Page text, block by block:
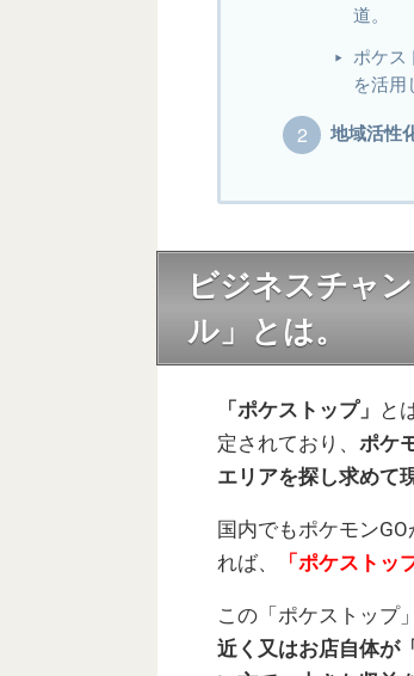
道。
ポケス
を活用
地域活性
ビジネスチャ
ル」とは。
「ポケストップ」 と
定されており、 ポケ
エリアを探し求めて
国内でもポケモン
れば、
「ポケストッ
この「ポケストップ
近く又はお店自体が